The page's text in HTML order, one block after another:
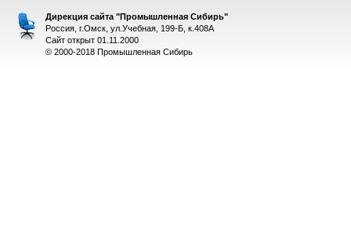
Дирекция сайта "Промышленная Сибирь"
Россия, г.Омск, ул.Учебная, 199-Б, к.408А
Сайт открыт 01.11.2000
© 2000-2018 Промышленная Сибирь